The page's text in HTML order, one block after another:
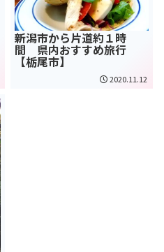
新潟市から片道約１時
間 県内おすすめ旅行
【栃尾市】
2020.11.12